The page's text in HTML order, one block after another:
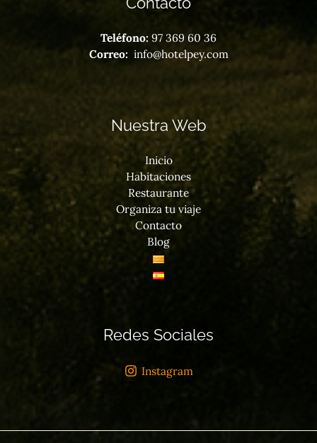
Teléfono: 97 369 60 36
Correo: info@hotelpey.com
Nuestra Web
Inicio
Habitaciones
Restaurante
Organiza tu viaje
Contacto
Blog
Redes Sociales
Instagram